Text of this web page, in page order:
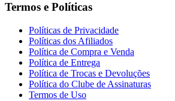
Termos e Políticas
Políticas de Privacidade
Políticas dos Afiliados
Política de Compra e Venda
Política de Entrega
Política de Trocas e Devoluções
Política do Clube de Assinaturas
Termos de Uso